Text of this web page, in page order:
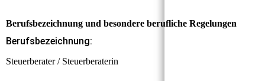
Berufsbezeichnung und besondere berufliche Regelungen
Berufsbezeichnung:
Steuerberater / Steuerberaterin